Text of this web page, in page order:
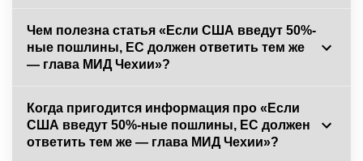
Чем полезна статья «Если США введут 50%-
ные пошлины, ЕС должен ответить тем же
— глава МИД Чехии»?
Когда пригодится информация про «Если
США введут 50%-ные пошлины, ЕС должен
ответить тем же — глава МИД Чехии»?